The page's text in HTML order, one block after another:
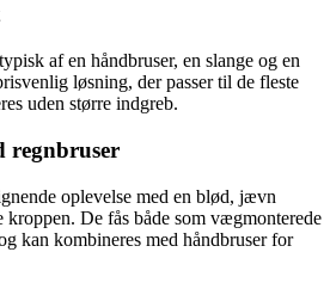
af en håndbruser, en slange og en
løsning, der passer til de fleste
uden større indgreb.
regnbruser
oplevelse med en blød, jævn
De fås både som vægmonterede
kan kombineres med håndbruser for